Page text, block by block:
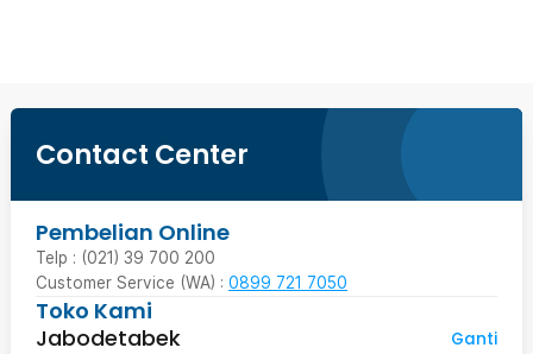
Contact Center
Pembelian Online
Telp : (021) 39 700 200
Customer Service (WA) : 0899 721 7050
Toko Kami
Jabodetabek
Ganti